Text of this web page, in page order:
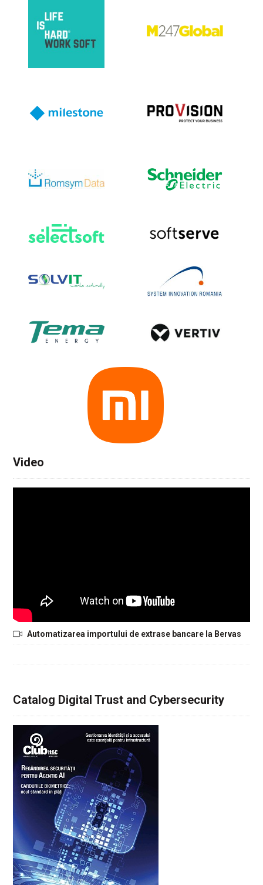
Video
Automatizarea importului de extrase bancare la Bervas
Catalog Digital Trust and Cybersecurity